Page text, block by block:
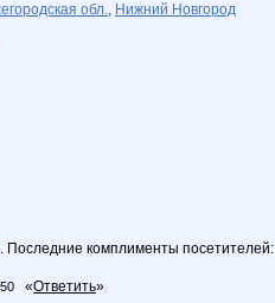
обл., Нижний Новгород
. Последние комплименты посетителей:
«Ответить»